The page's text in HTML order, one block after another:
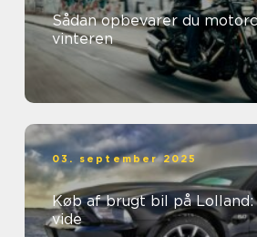
Sådan opbevarer du
vinteren
03. september 2025
Køb af brugt bil på Lolland:
vide